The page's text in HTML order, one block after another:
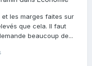
les marges faites sur
que cela. Il faut
beaucoup de...